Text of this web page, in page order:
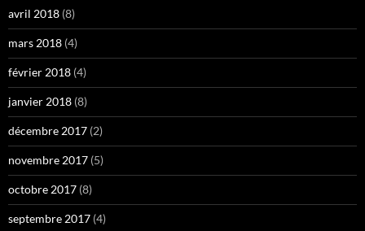
avril 2018 (8)
mars 2018 (4)
février 2018 (4)
janvier 2018 (8)
décembre 2017 (2)
novembre 2017 (5)
octobre 2017 (8)
septembre 2017 (4)